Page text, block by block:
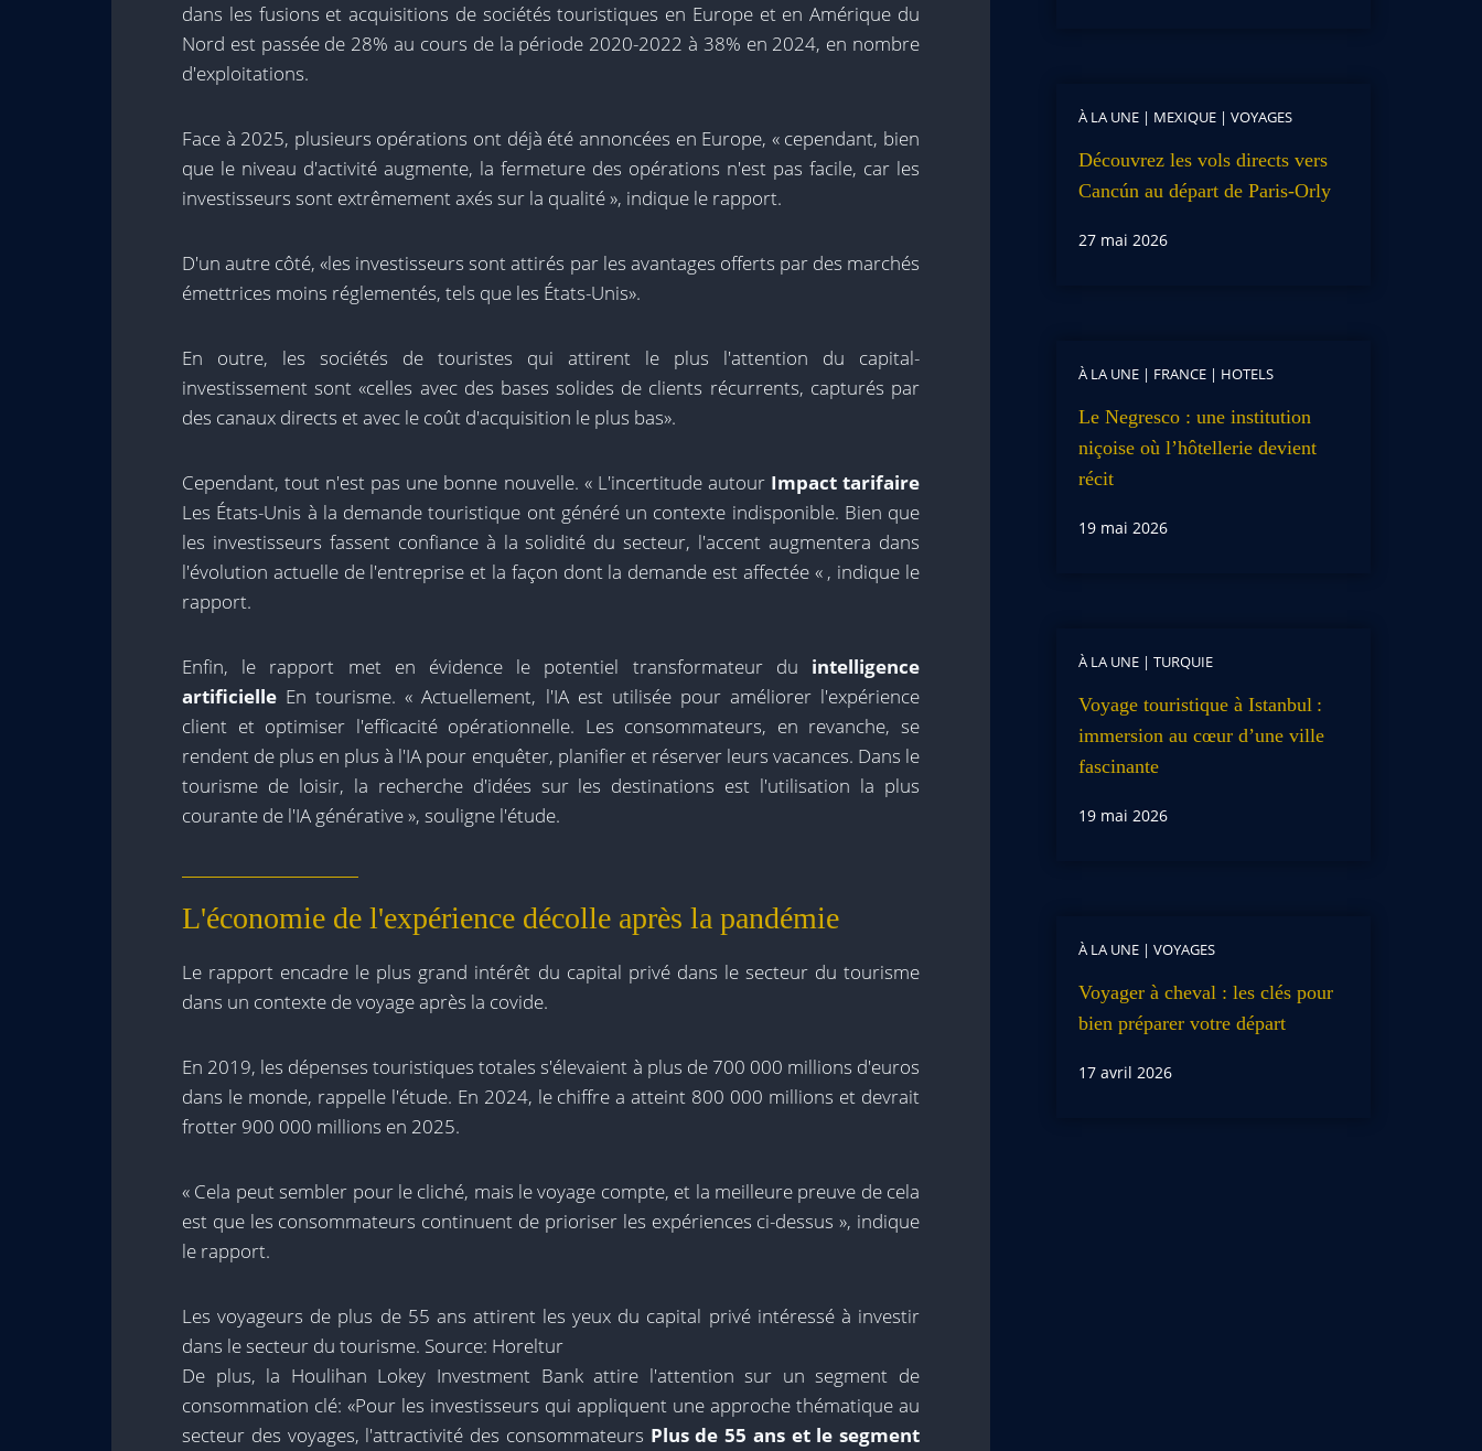
dans les fusions et acquisitions de sociétés touristiques en Europe et en Amérique du
Nord est passée de 28% au cours de la période 2020-2022 à 38% en 2024, en nombre
d'exploitations.
Face à 2025, plusieurs opérations ont déjà été annoncées en Europe, « cependant, bien
que le niveau d'activité augmente, la fermeture des opérations n'est pas facile, car les
investisseurs sont extrêmement axés sur la qualité », indique le rapport.
D'un autre côté, «les investisseurs sont attirés par les avantages offerts par des marchés
émettrices moins réglementés, tels que les États-Unis».
En outre, les sociétés de touristes qui attirent le plus l'attention du capital-
investissement sont «celles avec des bases solides de clients récurrents, capturés par
des canaux directs et avec le coût d'acquisition le plus bas».
Cependant, tout n'est pas une bonne nouvelle. « L'incertitude autour Impact tarifaire
Les États-Unis à la demande touristique ont généré un contexte indisponible. Bien que
les investisseurs fassent confiance à la solidité du secteur, l'accent augmentera dans
l'évolution actuelle de l'entreprise et la façon dont la demande est affectée « , indique le
rapport.
Enfin, le rapport met en évidence le potentiel transformateur du intelligence
artificielle En tourisme. « Actuellement, l'IA est utilisée pour améliorer l'expérience
client et optimiser l'efficacité opérationnelle. Les consommateurs, en revanche, se
rendent de plus en plus à l'IA pour enquêter, planifier et réserver leurs vacances. Dans le
tourisme de loisir, la recherche d'idées sur les destinations est l'utilisation la plus
courante de l'IA générative », souligne l'étude.
L'économie de l'expérience décolle après la pandémie
Le rapport encadre le plus grand intérêt du capital privé dans le secteur du tourisme
dans un contexte de voyage après la covide.
En 2019, les dépenses touristiques totales s'élevaient à plus de 700 000 millions d'euros
dans le monde, rappelle l'étude. En 2024, le chiffre a atteint 800 000 millions et devrait
frotter 900 000 millions en 2025.
« Cela peut sembler pour le cliché, mais le voyage compte, et la meilleure preuve de cela
est que les consommateurs continuent de prioriser les expériences ci-dessus », indique
le rapport.
Les voyageurs de plus de 55 ans attirent les yeux du capital privé intéressé à investir
dans le secteur du tourisme. Source: Horeltur
De plus, la Houlihan Lokey Investment Bank attire l'attention sur un segment de
consommation clé: «Pour les investisseurs qui appliquent une approche thématique au
secteur des voyages, l'attractivité des consommateurs Plus de 55 ans et le segment
À LA UNE| MEXIQUE| VOYAGES
Découvrez les vols directs vers
Cancún au départ de Paris-Orly
27 mai 2026
À LA UNE| FRANCE| HOTELS
Le Negresco : une institution
niçoise où l’hôtellerie devient
récit
19 mai 2026
À LA UNE| TURQUIE
Voyage touristique à Istanbul :
immersion au cœur d’une ville
fascinante
19 mai 2026
À LA UNE| VOYAGES
Voyager à cheval : les clés pour
bien préparer votre départ
17 avril 2026